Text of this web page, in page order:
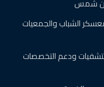
عين شمس
الشباب والجمعيات
ودعم التخصصات